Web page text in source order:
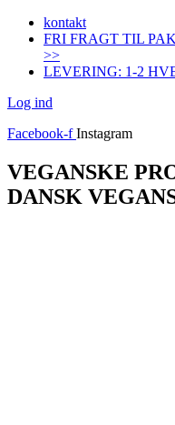
Videre
indhold
kontakt
FRI FRAGT TIL
>>
LEVERING: 1-2
Log ind
Facebook-f Instagram
VEGANSKE
DANSK